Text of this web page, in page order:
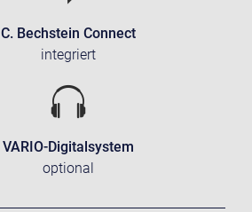
C. Bechstein Connect
integriert
VARIO-Digitalsystem
optional